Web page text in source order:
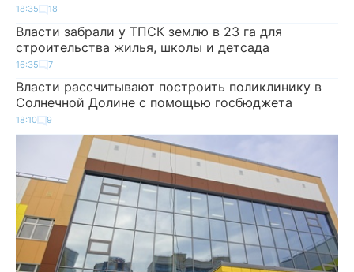
18:35 18
Власти забрали у ТПСК землю в 23 га для
строительства жилья, школы и детсада
16:35 7
Власти рассчитывают построить поликлинику в
Солнечной Долине с помощью госбюджета
18:10 9